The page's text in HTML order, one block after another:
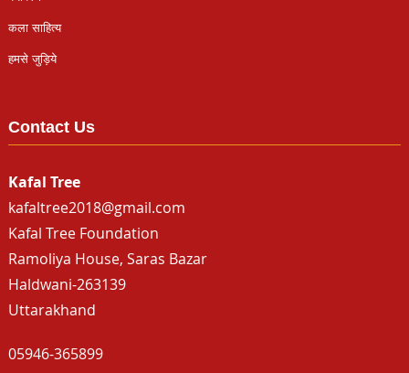
कला साहित्य
हमसे जुड़िये
Contact Us
Kafal Tree
kafaltree2018@gmail.com
Kafal Tree Foundation
Ramoliya House, Saras Bazar
Haldwani-263139
Uttarakhand
05946-365899